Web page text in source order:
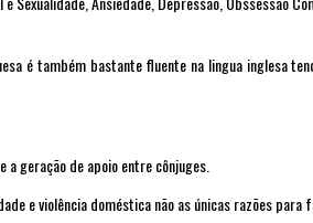
é também bastante fluente na lingua inglesa
geração de apoio entre cônjuges.
e violência doméstica não as únicas razões para